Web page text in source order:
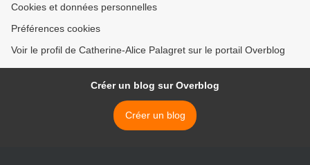
Cookies et données personnelles
Préférences cookies
Voir le profil de Catherine-Alice Palagret sur le portail Overblog
Créer un blog sur Overblog
Créer un blog